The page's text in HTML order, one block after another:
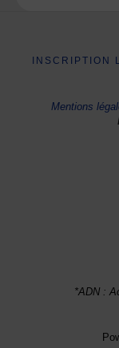
INSCRIPTION
Mentions
*ADN :